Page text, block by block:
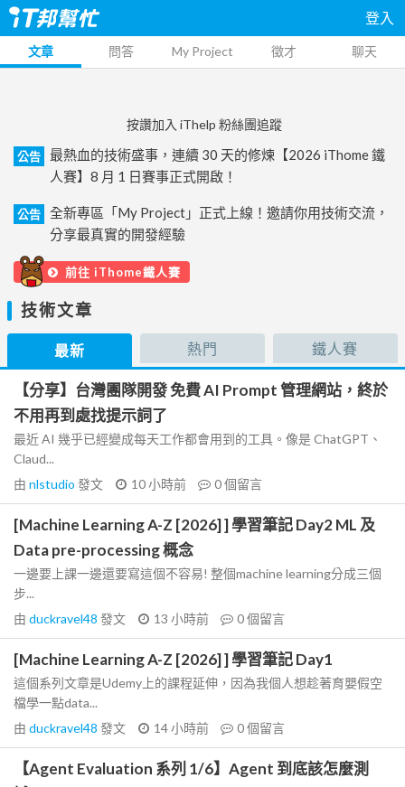
登入
文章 問答 My Project 徵才 聊天
按讚加入 iThelp 粉絲團追蹤
公告
最熱血的技術盛事，連續 30 天的修煉【2026 iThome 鐵
人賽】8 月 1 日賽事正式開啟！
公告
全新專區「My Project」正式上線！邀請你用技術交流，
分享最真實的開發經驗
前往 iThome鐵人賽
技術文章
最新 熱門 鐵人賽
【分享】台灣團隊開發 免費 AI Prompt 管理網站，終於
不用再到處找提示詞了
最近 AI 幾乎已經變成每天工作都會用到的工具。像是 ChatGPT、
Claud...
由 nlstudio 發文 10 小時前 0個留言
[Machine Learning A-Z [2026] ] 學習筆記 Day2 ML 及
Data pre-processing 概念
一邊要上課一邊還要寫這個不容易! 整個machine learning分成三個
步...
由 duckravel48 發文 13 小時前 0個留言
[Machine Learning A-Z [2026] ] 學習筆記 Day1
這個系列文章是Udemy上的課程延伸，因為我個人想趁著育嬰假空
檔學一點data...
由 duckravel48 發文 14 小時前 0個留言
【Agent Evaluation 系列 1/6】Agent 到底該怎麼測